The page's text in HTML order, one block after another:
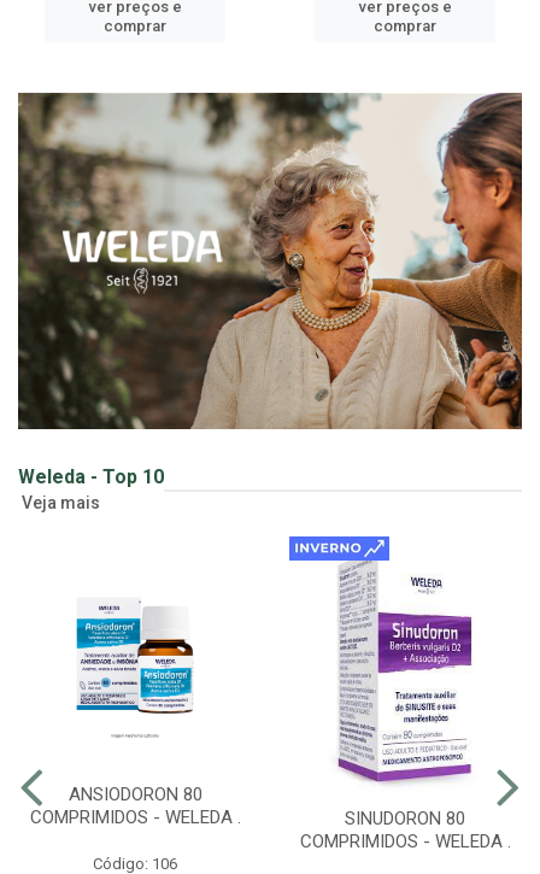
ver preços e
comprar
ver preços e
comprar
Weleda - Top 10
Veja mais
ANSIODORON 80
COMPRIMIDOS - WELEDA .
Código: 106
SINUDORON 80
COMPRIMIDOS - WELEDA .